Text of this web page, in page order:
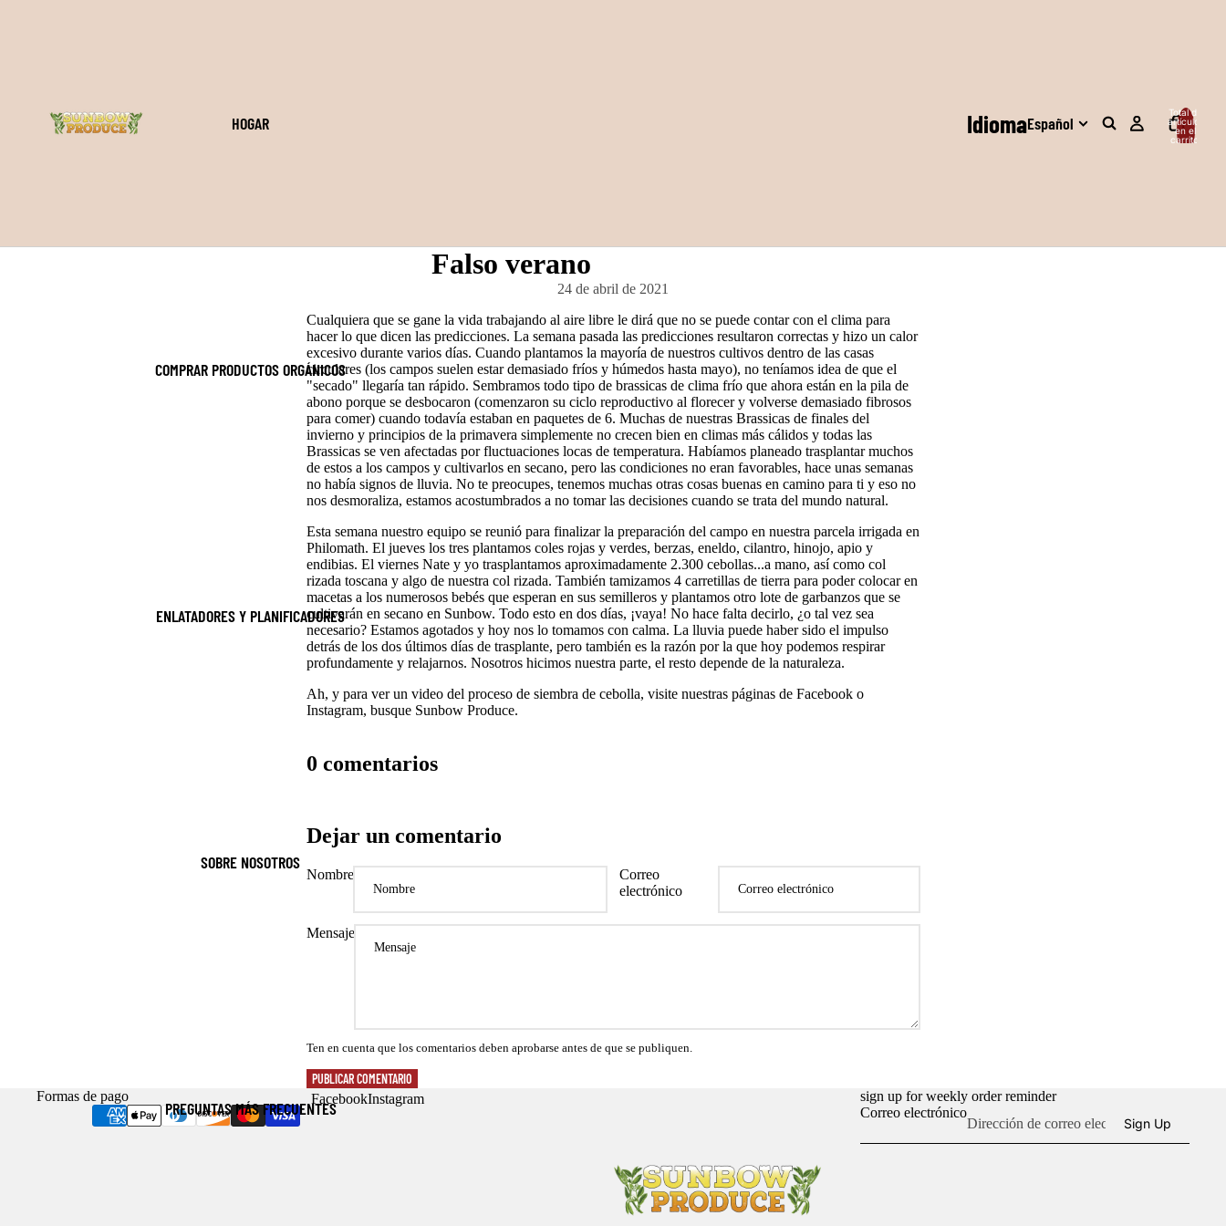
HOGAR
COMPRAR PRODUCTOS ORGÁNICOS
ENLATADORES Y PLANIFICADORES
SOBRE NOSOTROS
PREGUNTAS MÁS FRECUENTES
Idioma
Total de
artículos
en el
carrito:
Falso verano
24 de abril de 2021
Cualquiera que se gane la vida trabajando al aire libre le dirá que no se puede contar con el clima para
hacer lo que dicen las predicciones. La semana pasada las predicciones resultaron correctas y hizo un calor
excesivo durante varios días. Cuando plantamos la mayoría de nuestros cultivos dentro de las casas
circulares (los campos suelen estar demasiado fríos y húmedos hasta mayo), no teníamos idea de que el
"secado" llegaría tan rápido. Sembramos todo tipo de brassicas de clima frío que ahora están en la pila de
abono porque se desbocaron (comenzaron su ciclo reproductivo al florecer y volverse demasiado fibrosos
para comer) cuando todavía estaban en paquetes de 6. Muchas de nuestras Brassicas de finales del
invierno y principios de la primavera simplemente no crecen bien en climas más cálidos y todas las
Brassicas se ven afectadas por fluctuaciones locas de temperatura. Habíamos planeado trasplantar muchos
de estos a los campos y cultivarlos en secano, pero las condiciones no eran favorables, hace unas semanas
no había signos de lluvia. No te preocupes, tenemos muchas otras cosas buenas en camino para ti y eso no
nos desmoraliza, estamos acostumbrados a no tomar las decisiones cuando se trata del mundo natural.
Esta semana nuestro equipo se reunió para finalizar la preparación del campo en nuestra parcela irrigada en
Philomath. El jueves los tres plantamos coles rojas y verdes, berzas, eneldo, cilantro, hinojo, apio y
endibias. El viernes Nate y yo trasplantamos aproximadamente 2.300 cebollas...a mano, así como col
rizada toscana y algo de nuestra col rizada. También tamizamos 4 carretillas de tierra para poder colocar en
macetas a los numerosos bebés que esperan en sus semilleros y plantamos otro lote de garbanzos que se
cultivarán en secano en Sunbow. Todo esto en dos días, ¡vaya! No hace falta decirlo, ¿o tal vez sea
necesario? Estamos agotados y hoy nos lo tomamos con calma. La lluvia puede haber sido el impulso
detrás de los dos últimos días de trasplante, pero también es la razón por la que hoy podemos respirar
profundamente y relajarnos. Nosotros hicimos nuestra parte, el resto depende de la naturaleza.
Ah, y para ver un video del proceso de siembra de cebolla, visite nuestras páginas de Facebook o
Instagram, busque Sunbow Produce.
0 comentarios
Dejar un comentario
Nombre
Correo
electrónico
Mensaje
Ten en cuenta que los comentarios deben aprobarse antes de que se publiquen.
PUBLICAR COMENTARIO
Formas de pago
FacebookInstagram
sign up for weekly order reminder
Correo electrónico
Sign Up